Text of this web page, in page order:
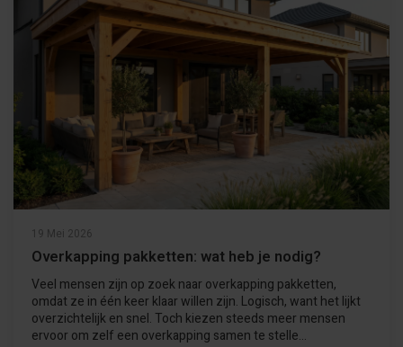
19 Mei 2026
Overkapping pakketten: wat heb je nodig?
Veel mensen zijn op zoek naar overkapping pakketten,
omdat ze in één keer klaar willen zijn. Logisch, want het lijkt
overzichtelijk en snel. Toch kiezen steeds meer mensen
ervoor om zelf een overkapping samen te stelle...